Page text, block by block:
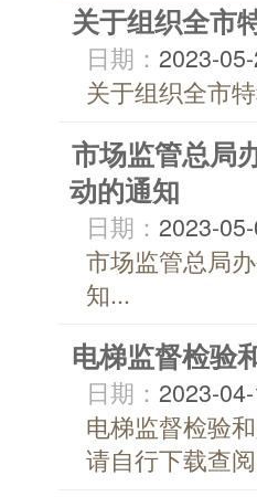
关于组织全市
日期： 2023-
关于组织全市
市场监管总局
动的通知
日期： 2023-
市场监管总局
知...
电梯监督检验
日期： 2023-
电梯监督检验
请自行下载查